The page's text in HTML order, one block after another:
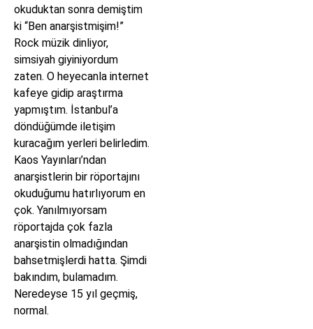
okuduktan sonra demiştim
ki “Ben anarşistmişim!”
Rock müzik dinliyor,
simsiyah giyiniyordum
zaten. O heyecanla internet
kafeye gidip araştırma
yapmıştım. İstanbul’a
döndüğümde iletişim
kuracağım yerleri belirledim.
Kaos Yayınları’ndan
anarşistlerin bir röportajını
okuduğumu hatırlıyorum en
çok. Yanılmıyorsam
röportajda çok fazla
anarşistin olmadığından
bahsetmişlerdi hatta. Şimdi
bakındım, bulamadım.
Neredeyse 15 yıl geçmiş,
normal.